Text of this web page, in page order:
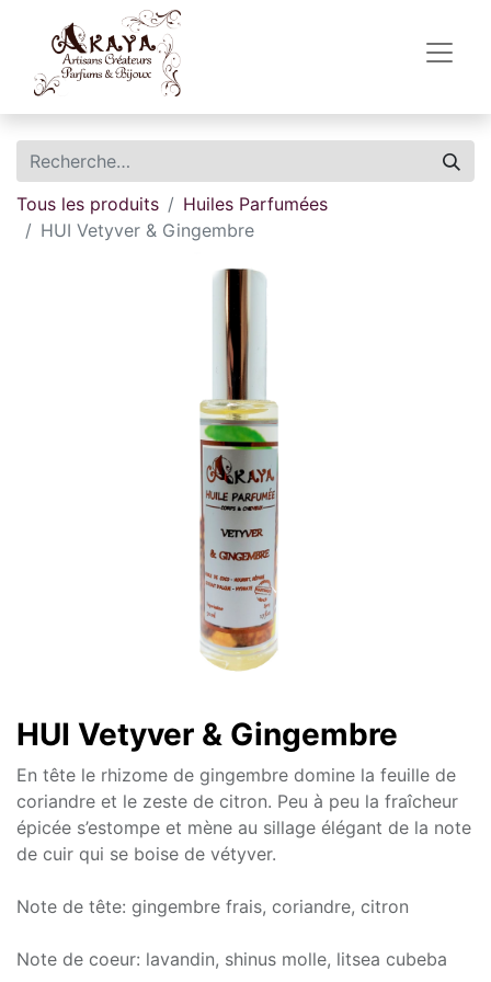
Tous les produits
Huiles Parfumées
HUI Vetyver & Gingembre
HUI Vetyver & Gingembre
En tête le rhizome de gingembre domine la feuille de
coriandre et le zeste de citron. Peu à peu la fraîcheur
épicée s’estompe et mène au sillage élégant de la note
de cuir qui se boise de vétyver.
Note de tête: gingembre frais, coriandre, citron
Note de coeur: lavandin, shinus molle, litsea cubeba